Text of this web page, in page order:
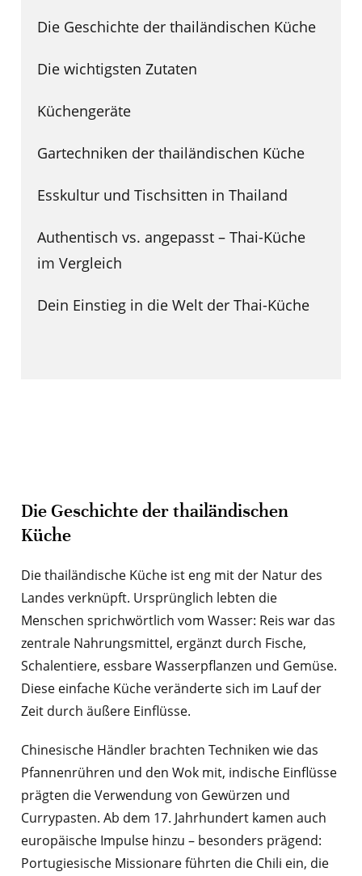
Die Geschichte der thailändischen Küche
Die wichtigsten Zutaten
Küchengeräte
Gartechniken der thailändischen Küche
Esskultur und Tischsitten in Thailand
Authentisch vs. angepasst – Thai-Küche
im Vergleich
Dein Einstieg in die Welt der Thai-Küche
Die Geschichte der thailändischen
Küche
Diethailändische Küche ist eng mit der Natur des
Landes verknüpft. Ursprünglich lebten die
Menschen sprichwörtlich vom Wasser: Reis war das
zentrale Nahrungsmittel, ergänzt durch Fische,
Schalentiere, essbare Wasserpflanzen und Gemüse.
Diese einfache Küche veränderte sich im Lauf der
Zeit durch äußere Einflüsse.
Chinesische Händler brachten Techniken wie das
Pfannenrühren und den Wok mit, indische Einflüsse
prägten die Verwendung von Gewürzen und
Currypasten. Ab dem 17. Jahrhundert kamen auch
europäische Impulse hinzu – besonders prägend:
Portugiesische Missionare führten die Chili ein, die